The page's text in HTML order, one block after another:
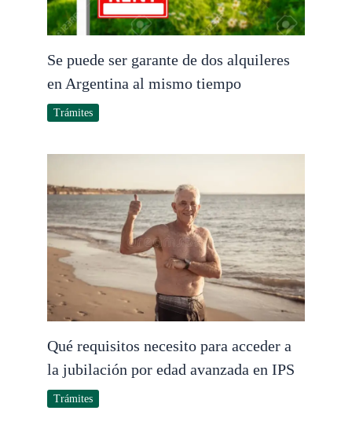
Se puede ser garante de dos alquileres
en Argentina al mismo tiempo
Trámites
Qué requisitos necesito para acceder a
la jubilación por edad avanzada en IPS
Trámites